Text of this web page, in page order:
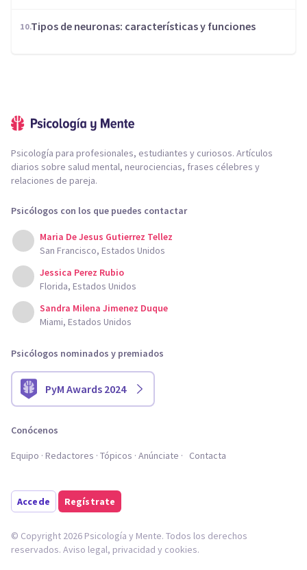
​Tipos de neuronas: características y funciones
Psicología para profesionales, estudiantes y curiosos. Artículos
diarios sobre salud mental, neurociencias, frases célebres y
relaciones de pareja.
Psicólogos con los que puedes contactar
Maria De Jesus Gutierrez Tellez
San Francisco, Estados Unidos
Jessica Perez Rubio
Florida, Estados Unidos
Sandra Milena Jimenez Duque
Miami, Estados Unidos
Psicólogos nominados y premiados
PyM Awards 2024
Conócenos
Equipo Redactores Tópicos Anúnciate Contacta
Accede Regístrate
© Copyright 2026 Psicología y Mente. Todos los derechos
reservados. Aviso legal, privacidad y cookies.